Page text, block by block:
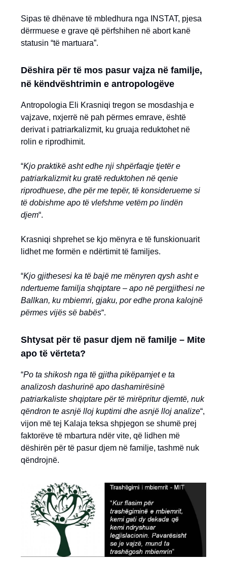
Sipas të dhënave të mbledhura nga INSTAT, pjesa
dërrmuese e grave që përfshihen në abort kanë
statusin “të martuara”.
Dëshira për të mos pasur vajza në familje,
në këndvështrimin e antropologëve
Antropologia Eli Krasniqi tregon se mosdashja e
vajzave, nxjerrë në pah përmes emrave, është
derivat i patriarkalizmit, ku gruaja reduktohet në
rolin e riprodhimit.
“Kjo praktikë asht edhe nji shpërfaqje tjetër e
patriarkalizmit ku gratë reduktohen në qenie
riprodhuese, dhe për me tepër, të konsiderueme si
të dobishme apo të vlefshme vetëm po lindën
djem“.
Krasniqi shprehet se kjo mënyra e të funskionuarit
lidhet me formën e ndërtimit të familjes.
“Kjo gjithesesi ka të bajë me mënyren qysh asht e
ndertueme familja shqiptare – apo në pergjithesi ne
Ballkan, ku mbiemri, gjaku, por edhe prona kalojnë
përmes vijës së babës“.
Shtysat për të pasur djem në familje – Mite
apo të vërteta?
“Po ta shikosh nga të gjitha pikëpamjet e ta
analizosh dashurinë apo dashamirësinë
patriarkaliste shqiptare për të mirëpritur djemtë, nuk
qëndron te asnjë lloj kuptimi dhe asnjë lloj analize“,
vijon më tej Kalaja teksa shpjegon se shumë prej
faktorëve të mbartura ndër vite, që lidhen më
dëshirën për të pasur djem në familje, tashmë nuk
qëndrojnë.